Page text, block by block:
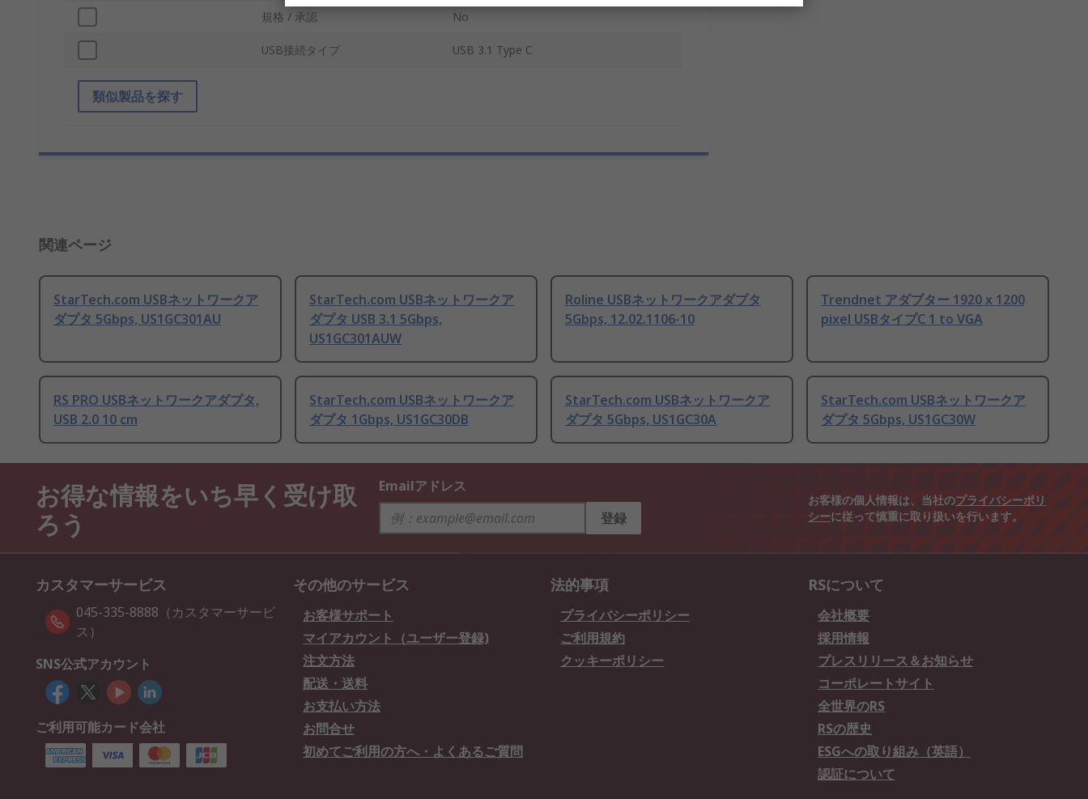
規格 / 承認 No
USB接続タイプ USB 3.1 Type C
類似製品を探す
関連ページ
StarTech.com USBネットワークア
ダプタ 5Gbps, US1GC301AU
StarTech.com USBネットワークア
ダプタ USB 3.1 5Gbps,
US1GC301AUW
Roline USBネットワークアダプタ
5Gbps, 12.02.1106-10
Trendnet アダプター 1920 x 1200
pixel USBタイプC 1 to VGA
RS PRO USBネットワークアダプタ,
USB 2.0 10 cm
StarTech.com USBネットワークア
ダプタ 1Gbps, US1GC30DB
StarTech.com USBネットワークア
ダプタ 5Gbps, US1GC30A
StarTech.com USBネットワークア
ダプタ 5Gbps, US1GC30W
お得な情報をいち早く受け取
ろう
Emailアドレス
登録
お客様の個人情報は、当社のプライバシーポリ
シーに従って慎重に取り扱いを行います。
カスタマーサービス
045-335-8888（カスタマーサービ
ス）
SNS公式アカウント
ご利用可能カード会社
その他のサービス
お客様サポート
マイアカウント（ユーザー登録)
注文方法
配送・送料
お支払い方法
お問合せ
初めてご利用の方へ・よくあるご質問
法的事項
プライバシーポリシー
ご利用規約
クッキーポリシー
RSについて
会社概要
採用情報
プレスリリース＆お知らせ
コーポレートサイト
全世界のRS
RSの歴史
ESGへの取り組み（英語）
認証について